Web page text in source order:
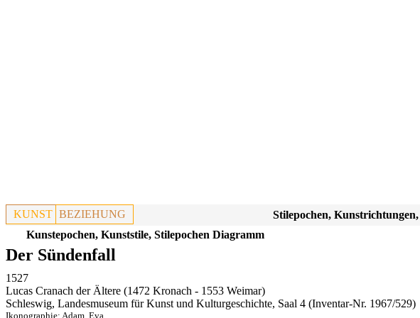
KUNST BEZIEHUNG
Stilepochen,
Kunstepochen, Kunststile, Stilepochen Diagramm
Der Sündenfall
1527
Lucas Cranach der Ältere (1472 Kronach - 1553 Weimar)
Schleswig, Landesmuseum für Kunst und Kulturgeschichte, Saal 4 (Inventar-Nr. 1967/529)
Ikonographie: Adam Eva